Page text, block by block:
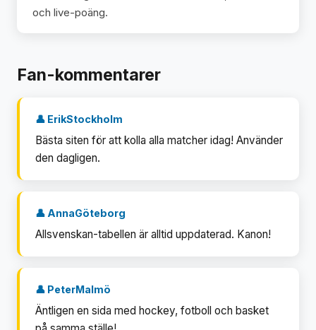
och live-poäng.
Fan-kommentarer
👤 ErikStockholm
Bästa siten för att kolla alla matcher idag! Använder
den dagligen.
👤 AnnaGöteborg
Allsvenskan-tabellen är alltid uppdaterad. Kanon!
👤 PeterMalmö
Äntligen en sida med hockey, fotboll och basket